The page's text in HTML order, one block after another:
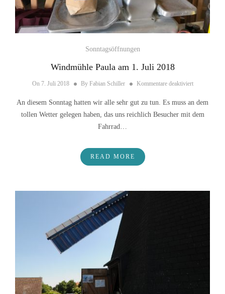
Sonntagsöffnungen
Windmühle Paula am 1. Juli 2018
On7. Juli 2018 By Fabian Schiller Kommentare deaktiviertfür
An diesem Sonntag hatten wir alle sehr gut zu tun. Es muss an dem
tollen Wetter gelegen haben, das uns reichlich Besucher mit dem
Fahrrad…
READ MORE